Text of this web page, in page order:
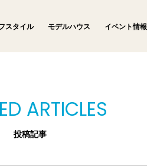
スタイル モデルハウス イベント情報
ARTICLES
投稿記事